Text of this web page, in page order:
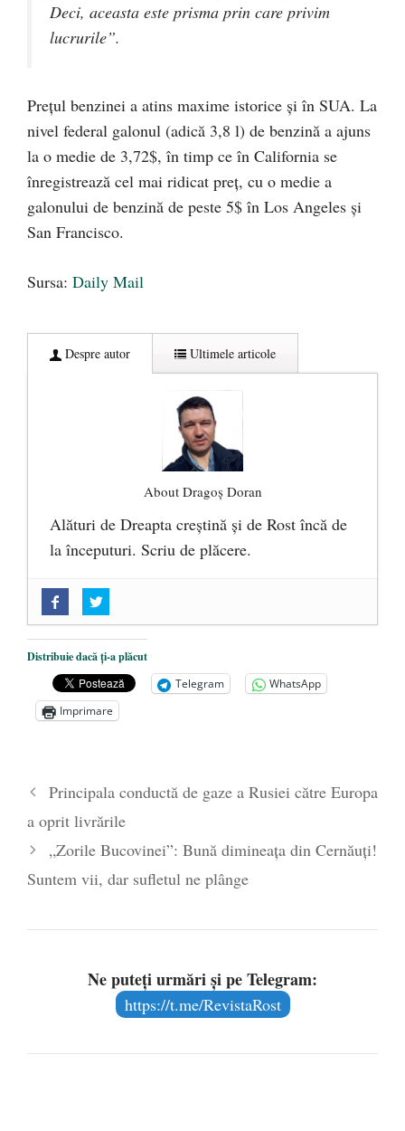
Deci, aceasta este prisma prin care privim
lucrurile”.
Prețul benzinei a atins maxime istorice și în SUA. La
nivel federal galonul (adică 3,8 l) de benzină a ajuns
la o medie de 3,72$, în timp ce în California se
înregistrează cel mai ridicat preț, cu o medie a
galonului de benzină de peste 5$ în Los Angeles și
San Francisco.
Sursa: Daily Mail
Despre autor Ultimele articole
About Dragoș Doran
Alături de Dreapta creștină și de Rost încă de
la începuturi. Scriu de plăcere.
„Acum nu e momentul”
O nouă autostradă distruge pădurea
amazoniană, pentru summitul climatic
COP30 - 14 martie 2025
Alegeri controlate
Distribuie dacă ți-a plăcut
Telegram
WhatsApp
Imprimare
Principala conductă de gaze a Rusiei către Europa
a oprit livrările
„Zorile Bucovinei”: Bună dimineața din Cernăuți!
Suntem vii, dar sufletul ne plânge
Ne puteți urmări și pe Telegram:
https://t.me/RevistaRost